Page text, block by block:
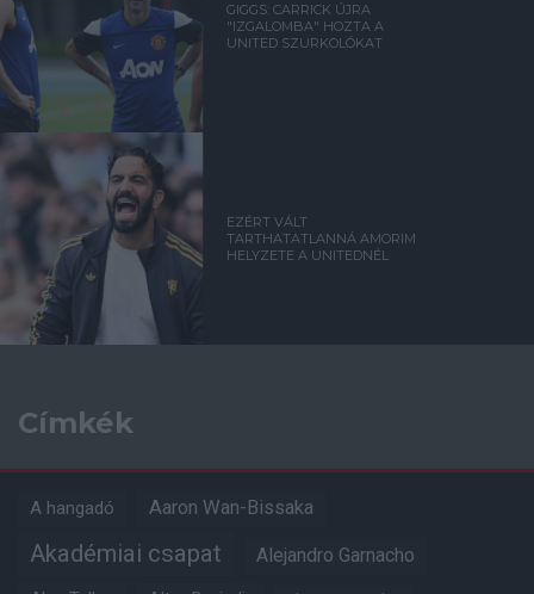
GIGGS: CARRICK ÚJRA
"IZGALOMBA" HOZTA A
UNITED SZURKOLÓKAT
EZÉRT VÁLT
TARTHATATLANNÁ AMORIM
HELYZETE A UNITEDNÉL
Címkék
A hangadó Aaron Wan-Bissaka
Akadémiai csapat Alejandro Garnacho